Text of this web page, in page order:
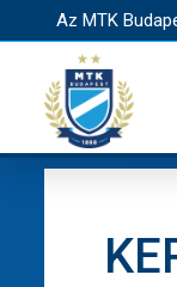
Az MTK